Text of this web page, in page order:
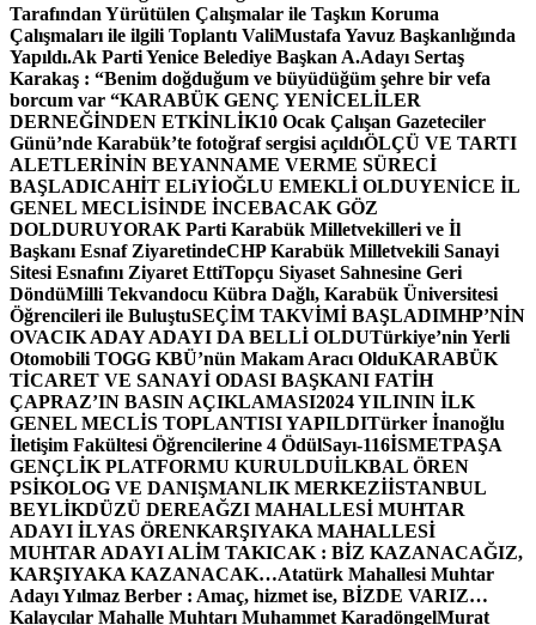
Tarafından Yürütülen Çalışmalar ile Taşkın Koruma
Çalışmaları ile ilgili Toplantı ValiMustafa Yavuz Başkanlığında
Yapıldı.Ak Parti Yenice Belediye Başkan A.Adayı Sertaş
Karakaş : “Benim doğduğum ve büyüdüğüm şehre bir vefa
borcum var “KARABÜK GENÇ YENİCELİLER
DERNEĞİNDEN ETKİNLİK10 Ocak Çalışan Gazeteciler
Günü’nde Karabük’te fotoğraf sergisi açıldıÖLÇÜ VE TARTI
ALETLERİNİN BEYANNAME VERME SÜRECİ
BAŞLADICAHİT ELiYİOĞLU EMEKLİ OLDUYENİCE İL
GENEL MECLİSİNDE İNCEBACAK GÖZ
DOLDURUYORAK Parti Karabük Milletvekilleri ve İl
Başkanı Esnaf ZiyaretindeCHP Karabük Milletvekili Sanayi
Sitesi Esnafını Ziyaret EttiTopçu Siyaset Sahnesine Geri
DöndüMilli Tekvandocu Kübra Dağlı, Karabük Üniversitesi
Öğrencileri ile BuluştuSEÇİM TAKVİMİ BAŞLADIMHP’NİN
OVACIK ADAY ADAYI DA BELLİ OLDUTürkiye’nin Yerli
Otomobili TOGG KBÜ’nün Makam Aracı OlduKARABÜK
TİCARET VE SANAYİ ODASI BAŞKANI FATİH
ÇAPRAZ’IN BASIN AÇIKLAMASI2024 YILININ İLK
GENEL MECLİS TOPLANTISI YAPILDITürker İnanoğlu
İletişim Fakültesi Öğrencilerine 4 ÖdülSayı-116İSMETPAŞA
GENÇLİK PLATFORMU KURULDUİLKBAL ÖREN
PSİKOLOG VE DANIŞMANLIK MERKEZİİSTANBUL
BEYLİKDÜZÜ DEREAĞZI MAHALLESİ MUHTAR
ADAYI İLYAS ÖRENKARŞIYAKA MAHALLESİ
MUHTAR ADAYI ALİM TAKICAK : BİZ KAZANACAĞIZ,
KARŞIYAKA KAZANACAK…Atatürk Mahallesi Muhtar
Adayı Yılmaz Berber : Amaç, hizmet ise, BİZDE VARIZ…
Kalaycılar Mahalle Muhtarı Muhammet KaradöngelMurat